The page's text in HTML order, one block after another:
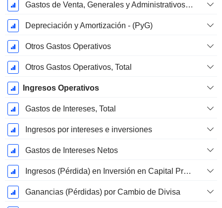
Gastos de Venta, Generales y Administrativos, Total
Depreciación y Amortización - (PyG)
Otros Gastos Operativos
Otros Gastos Operativos, Total
Ingresos Operativos
Gastos de Intereses, Total
Ingresos por intereses e inversiones
Gastos de Intereses Netos
Ingresos (Pérdida) en Inversión en Capital Propio.
Ganancias (Pérdidas) por Cambio de Divisa